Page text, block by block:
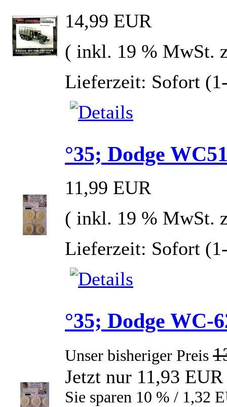
14,99 EUR
( inkl. 19 % MwSt.
Lieferzeit: Sofort
°35; Dodge
11,99 EUR
( inkl. 19 % MwSt.
Lieferzeit: Sofort
°35; Dodge WC-
Unser bisheriger Preis
Jetzt nur 11,93 EUR
Sie sparen 10 % / 1,32